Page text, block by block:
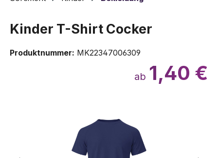
Kinder T-Shirt Cocker
Produktnummer: MK22347006309
ab 1,40 €